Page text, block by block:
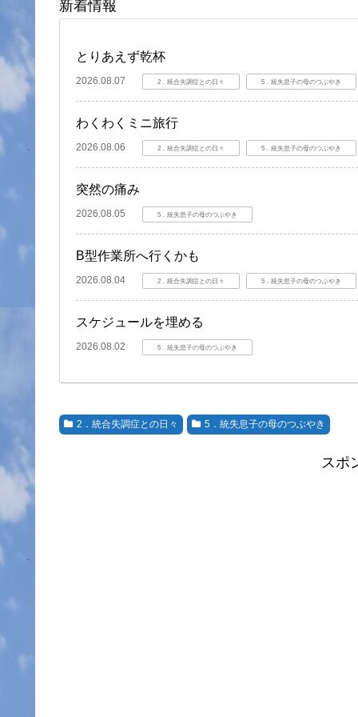
新着情報
とりあえず乾杯
2026.08.07 2．統合失調症との日々 5．統失息子の母のつぶやき
わくわくミニ旅行
2026.08.06 2．統合失調症との日々 5．統失息子の母のつぶやき
突然の痛み
2026.08.05 5．統失息子の母のつぶやき
B型作業所へ行くかも
2026.08.04 2．統合失調症との日々 5．統失息子の母のつぶやき
スケジュールを埋める
2026.08.02 5．統失息子の母のつぶやき
2．統合失調症との日々 5．統失息子の母のつぶやき
スポ